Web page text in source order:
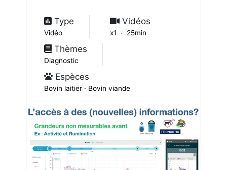
Type
Vidéo
Vidéos
x1 · 25min
Thèmes
Diagnostic
Espèces
Bovin laitier · Bovin viande